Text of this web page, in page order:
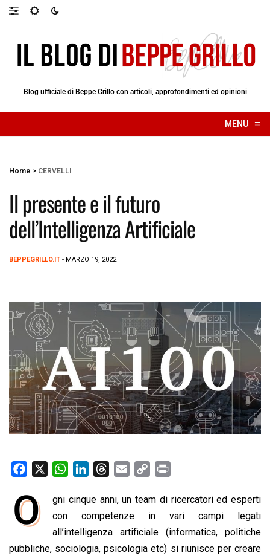
Blog ufficiale di Beppe Grillo con articoli, approfondimenti ed opinioni
MENU ≡
☰
Home > CERVELLI
Il presente e il futuro
dell’Intelligenza Artificiale
BEPPEGRILLO.IT - MARZO 19, 2022
c
e
o
W
a
s
A
n
k
e
d
r
e
a
d
a
i
l
p
y
L
i
i
n
t
O
gni cinque anni, un team di ricercatori ed esperti
con competenze in vari campi legati
all’intelligenza artificiale (informatica, politiche
pubbliche, sociologia, psicologia etc) si riunisce per creare